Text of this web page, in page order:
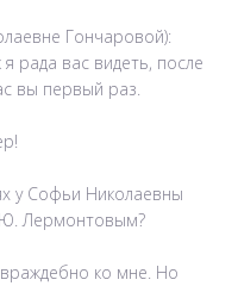
Гончаровой):
рада вас видеть, после
вы первый раз.
у Софьи Николаевны
Лермонтовым?
ко мне. Но